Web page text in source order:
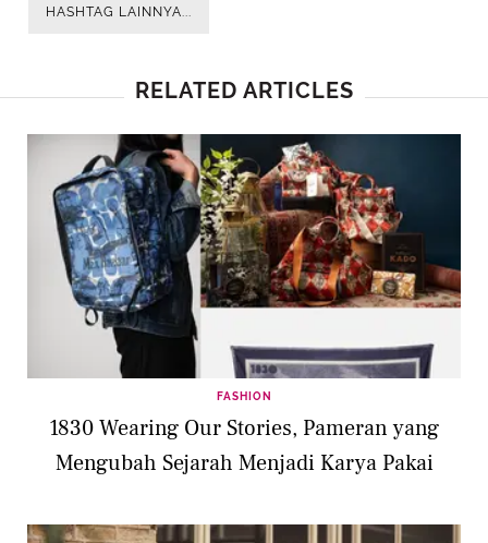
HASHTAG LAINNYA...
RELATED ARTICLES
FASHION
1830 Wearing Our Stories, Pameran yang
Mengubah Sejarah Menjadi Karya Pakai